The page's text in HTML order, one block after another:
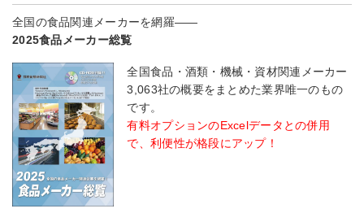
全国の食品関連メーカーを網羅――
2025食品メーカー総覧
全国食品・酒類・機械・資材関連メーカー
3,063社の概要をまとめた業界唯一のもの
です。
有料オプションのExcelデータとの併用
で、利便性が格段にアップ！